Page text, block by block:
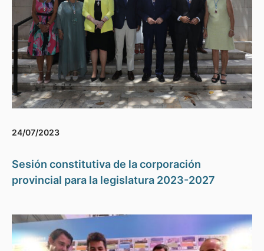
24/07/2023
Sesión constitutiva de la corporación
provincial para la legislatura 2023-2027